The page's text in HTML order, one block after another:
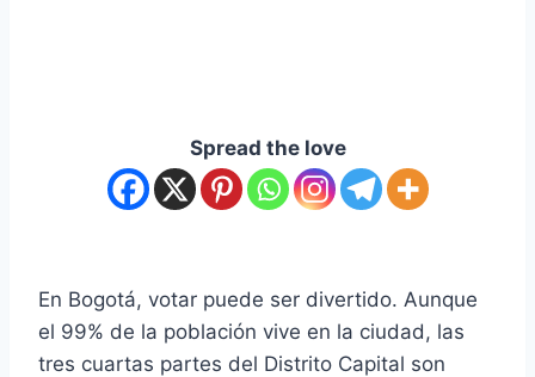
Spread the love
En Bogotá, votar puede ser divertido. Aunque
el 99% de la población vive en la ciudad, las
tres cuartas partes del Distrito Capital son